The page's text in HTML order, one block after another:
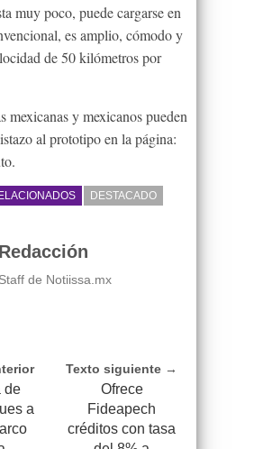
muy poco, puede cargarse en
es amplio, cómodo y
de 50 kilómetros por
mexicanas y mexicanos pueden
al prototipo en la página:
DESTACADO
Redacción
Staff de Notiissa.mx
de
a
Texto siguiente →
Ofrece
Fideapech
créditos con tasa